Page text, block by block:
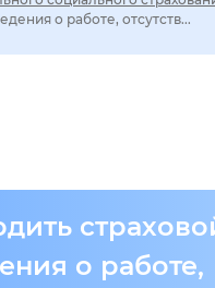
С засечками
о работе, отсутств...
о работе,